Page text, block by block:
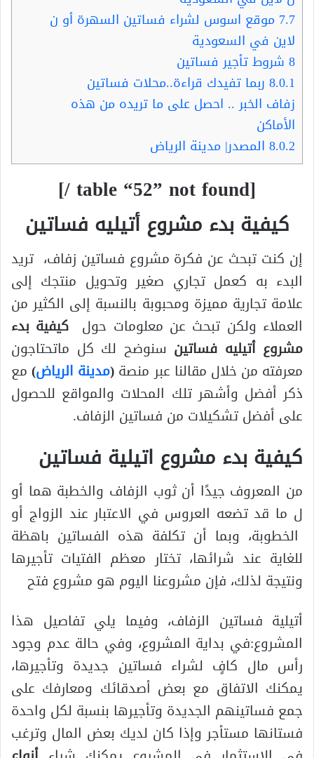
7.7 موقع اسوس لشراء فساتين السهرة أو ن
لاين في السعودية
8 شروط تأجير فساتين
8.0.1 ربما تفيدك قراءة..محلات فساتين
زفاف الخبر .. احصل على ما تريده من هذه
الأماكن
8.0.2 المصدر| مدينة الرياض
[table “52” not found /]
كيفية بدء مشروع أتيليه فساتين
إن كنت تبحث عن فكرة مشروع فساتين زفاف، تريد
البدء به كعمل تجاري صغير وتحويل منتجك إلى
علامة تجارية مميزة ومحبوبة بالنسبة إلى الكثير من
العملاء ولكن تبحث عن معلومات حول كيفية بدء
مشروع أتيليه فساتين سنوضح لك كل ماتحتاجون
معرفته من خلال مقالنا عبر منصة(مدينة الرياض)مع
ذكر أفضل وأشهر تلك المحلات والمواقع للحصول
على أفضل تشكيلات من فساتين الزفاف.
كيفية بدء مشروع اتيلية فساتين
من المعروف جيدًا أن ثوب الزفاف والخطبة هما أو
ل ما قد تضعه العروس في الاعتبار عند الزواج أو
الخطوبة، وبما أن تكلفة هذه الفساتين باهظة
للغاية عند شرائها، تختار معظم الفتيات تأجيرها
ونتيجة لذلك، فإن مشروعنا اليوم هو مشروع فتح
أتيلية فساتين الزفاف، وفيما يلي تفاصيل هذا
المشروع:في بداية المشروع، وفي حالة عدم وجود
رأس مال كافٍ لشراء فساتين جديدة وتأجيرها،
يمكنك الاتفاق مع بعض أصدقائك ومعارفك على
جمع فساتينهم الجديدة وتأجيرها بنسبة لكل واحدة
فستانها مستأجر وإذا كان لديك بعض المال وترغب